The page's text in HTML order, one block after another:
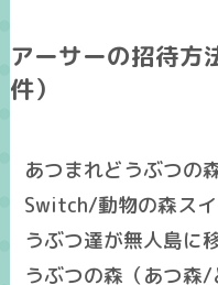
アーサーの招待方
件）
あつまれどうぶつの
Switch/動物の森ス
うぶつ達が無人島に
うぶつの森（あつ森